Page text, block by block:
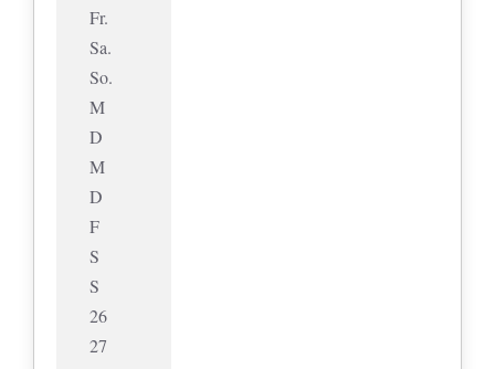
Fr.
Sa.
So.
M
D
M
D
F
S
S
26
27